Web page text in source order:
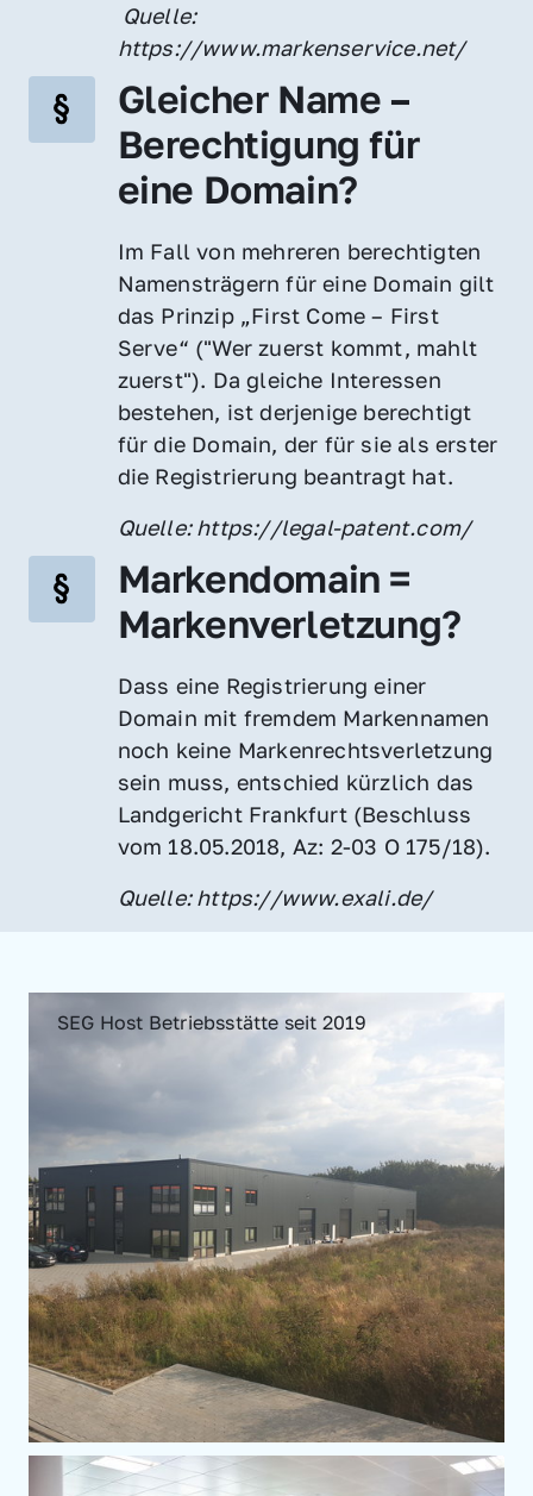
https://www.markenservice.net/
Gleicher Name –
Berechtigung für
eine Domain?
Im Fall von mehreren berechtigten
Namensträgern für eine Domain gilt
das Prinzip „First Come – First
Serve“ ("Wer zuerst kommt, mahlt
zuerst"). Da gleiche Interessen
bestehen, ist derjenige berechtigt
für die Domain, der für sie als erster
die Registrierung beantragt hat.
Quelle: https://legal-patent.com/
Markendomain =
Markenverletzung?
Dass eine Registrierung einer
Domain mit fremdem Markennamen
noch keine Markenrechtsverletzung
sein muss, entschied kürzlich das
Landgericht Frankfurt (Beschluss
vom 18.05.2018, Az: 2-03 O 175/18).
Quelle: https://www.exali.de/
SEG Host Betriebsstätte seit 2019